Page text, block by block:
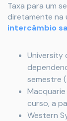
Taxa para um
diretamente na
intercâmbio
University
semestre
curso, a
Western